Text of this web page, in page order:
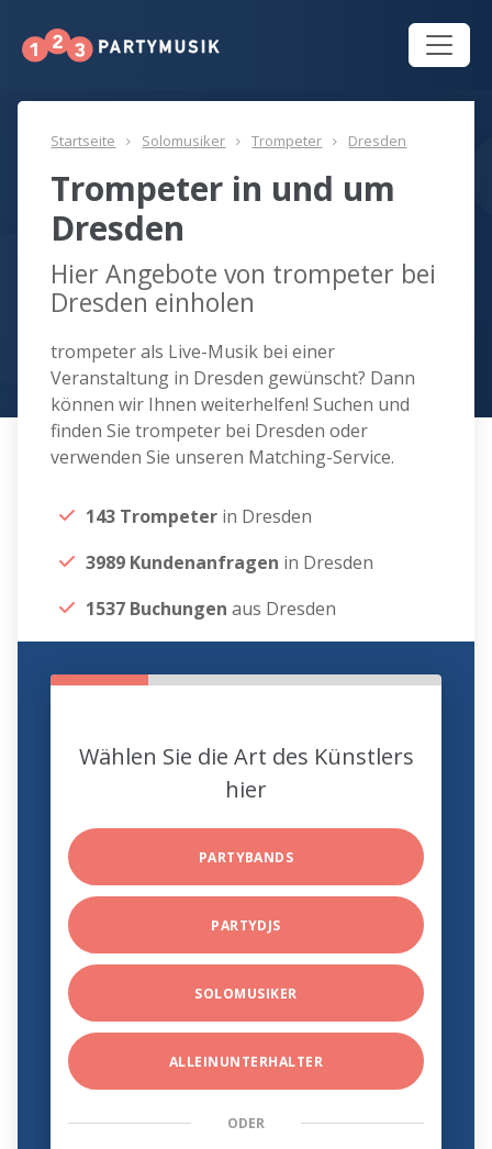
Startseite Solomusiker Trompeter Dresden
Trompeter in und um
Dresden
Hier Angebote von trompeter bei
Dresden einholen
trompeter als Live-Musik bei einer
Veranstaltung in Dresden gewünscht? Dann
können wir Ihnen weiterhelfen! Suchen und
finden Sie trompeter bei Dresden oder
verwenden Sie unseren Matching-Service.
143 Trompeter in Dresden
3989 Kundenanfragen in Dresden
1537 Buchungen aus Dresden
Wählen Sie die Art des Künstlers
hier
PARTYBANDS
PARTYDJS
SOLOMUSIKER
ALLEINUNTERHALTER
ODER